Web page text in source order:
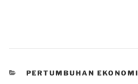
CATEGORIES
PERTUMBUHAN EKONOMI